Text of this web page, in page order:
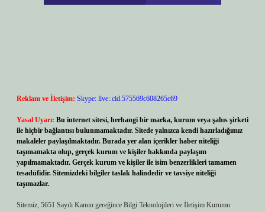
Reklam ve İletişim: Skype: live:.cid.575569c608265c69
Yasal Uyarı: Bu internet sitesi, herhangi bir marka, kurum veya şahıs şirketi
ile hiçbir bağlantısı bulunmamaktadır. Sitede yalnızca kendi hazırladığımız
makaleler paylaşılmaktadır. Burada yer alan içerikler haber niteliği
taşımamakta olup, gerçek kurum ve kişiler hakkında paylaşım
yapılmamaktadır. Gerçek kurum ve kişiler ile isim benzerlikleri tamamen
tesadüfidir. Sitemizdeki bilgiler taslak halindedir ve tavsiye niteliği
taşımazlar.
Sitemiz, 5651 Sayılı Kanun gereğince Bilgi Teknolojileri ve İletişim Kurumu